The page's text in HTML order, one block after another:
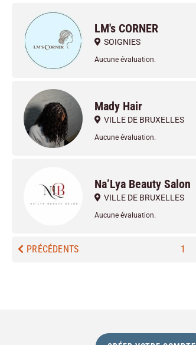
LM's CORNER
SOIGNIES
Aucune évaluation.
Mady Hair
VILLE DE BRUXELLES
Aucune évaluation.
Na’Lya Beauty Salon
VILLE DE BRUXELLES
Aucune évaluation.
PRÉCÉDENTS 1